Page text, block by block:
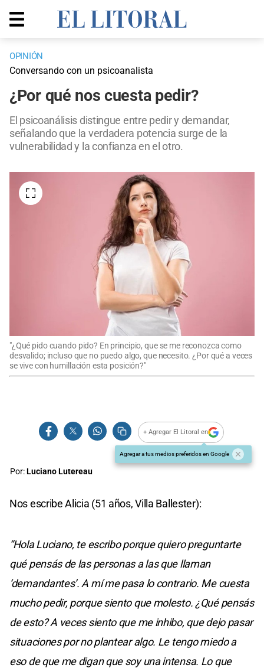
OPINIÓN
Conversando con un psicoanalista
¿Por qué nos cuesta pedir?
El psicoanálisis distingue entre pedir y demandar,
señalando que la verdadera potencia surge de la
vulnerabilidad y la confianza en el otro.
"¿Qué pido cuando pido? En principio, que se me reconozca como
desvalido; incluso que no puedo algo, que necesito. ¿Por qué a veces
se vive con humillación esta posición?"
+ Agregar El Litoral en
Agregar a tus medios preferidos en Google
Por:Luciano Lutereau
Nos escribe Alicia (51 años, Villa Ballester):
“Hola Luciano, te escribo porque quiero preguntarte
qué pensás de las personas a las que llaman
‘demandantes’. A mí me pasa lo contrario. Me cuesta
mucho pedir, porque siento que molesto. ¿Qué pensás
de esto? A veces siento que me inhibo, que dejo pasar
situaciones por no plantear algo. Le tengo miedo a
eso de que me digan que soy una intensa. Lo que